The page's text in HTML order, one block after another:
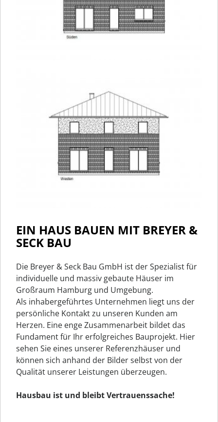
EIN HAUS BAUEN MIT BREYER &
SECK BAU
Die Breyer & Seck Bau GmbH ist der Spezialist für
individuelle und massiv gebaute Häuser im
Großraum Hamburg und Umgebung.
Als inhabergeführtes Unternehmen liegt uns der
persönliche Kontakt zu unseren Kunden am
Herzen. Eine enge Zusammenarbeit bildet das
Fundament für Ihr erfolgreiches Bauprojekt. Hier
sehen Sie eines unserer Referenzhäuser und
können sich anhand der Bilder selbst von der
Qualität unserer Leistungen überzeugen.
Hausbau ist und bleibt Vertrauenssache!